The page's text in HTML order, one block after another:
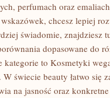
perfumach oraz
chcesz lepiej
świadomie, znajdziesz
dopasowane do
kategorie to Kosmetyki
świecie beauty łatwo się
na jasność oraz